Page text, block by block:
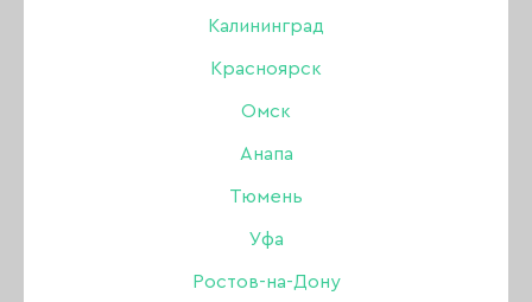
Калининград
Красноярск
Омск
Анапа
Тюмень
Уфа
Ростов-на-Дону
Remover для снятия краски с кожи, 100 мл
В наличии в интернет-магазине